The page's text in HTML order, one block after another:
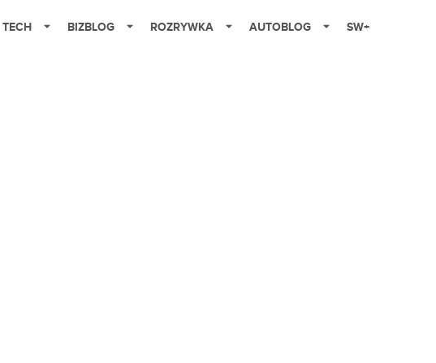
TECH BIZBLOG ROZRYWKA AUTOBLOG SW+